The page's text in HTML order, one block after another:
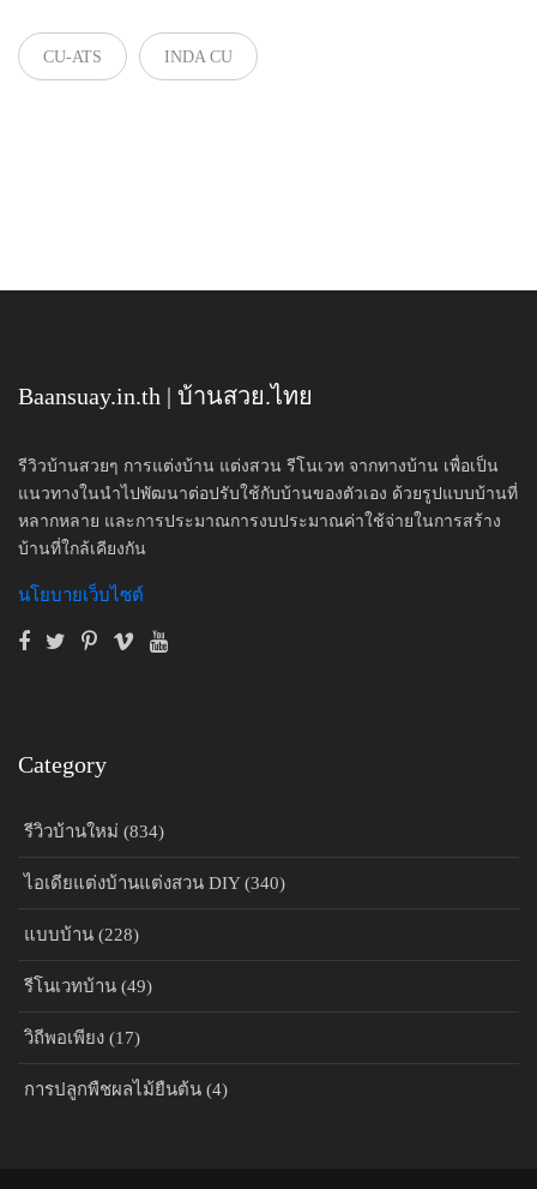
CU-ATS INDA CU
Baansuay.in.th | บ้านสวย.ไทย
รีวิวบ้านสวยๆ การแต่งบ้าน แต่งสวน รีโนเวท จากทางบ้าน เพื่อเป็น
แนวทางในนำไปพัฒนาต่อปรับใช้กับบ้านของตัวเอง ด้วยรูปแบบบ้านที่
หลากหลาย และการประมาณการงบประมาณค่าใช้จ่ายในการสร้าง
บ้านที่ใกล้เคียงกัน
นโยบายเว็บไซต์
Category
รีวิวบ้านใหม่ (834)
ไอเดียแต่งบ้านแต่งสวน DIY (340)
แบบบ้าน (228)
รีโนเวทบ้าน (49)
วิถีพอเพียง (17)
การปลูกพืชผลไม้ยืนต้น (4)